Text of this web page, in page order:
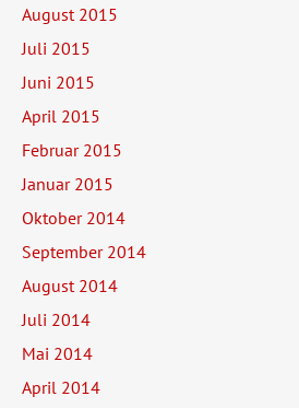
August 2015
Juli 2015
Juni 2015
April 2015
Februar 2015
Januar 2015
Oktober 2014
September 2014
August 2014
Juli 2014
Mai 2014
April 2014